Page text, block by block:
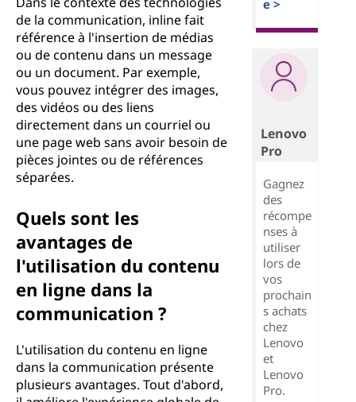
de la communication, inline fait
référence à l'insertion de médias
ou de contenu dans un message
ou un document. Par exemple,
vous pouvez intégrer des images,
des vidéos ou des liens
directement dans un courriel ou
une page web sans avoir besoin de
pièces jointes ou de références
séparées.
Quels sont les
avantages de
l'utilisation du contenu
en ligne dans la
communication ?
L'utilisation du contenu en ligne
dans la communication présente
plusieurs avantages. Tout d'abord,
e >
Lenovo
Pro
Gagnez
des
récompe
nses à
utiliser
lors de
vos
prochain
s achats
chez
Lenovo
et
Lenovo
Pro.